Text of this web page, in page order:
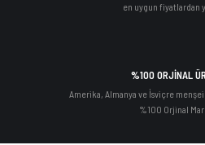
en uygun fiyatlardan
%100 ORJİNAL
Amerika, Almanya ve İsviçre
%100 Orjinal